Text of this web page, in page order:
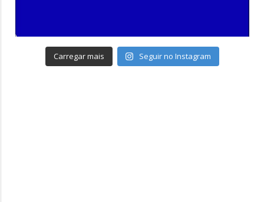
Carregar mais Seguir no Instagram